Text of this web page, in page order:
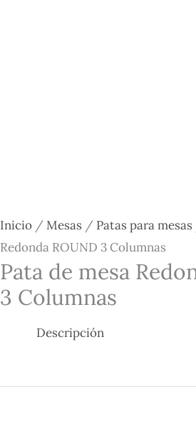
Inicio / Mesas / Patas para mesas
Redonda ROUND 3 Columnas
Pata de mesa
3 Columnas
Descripción